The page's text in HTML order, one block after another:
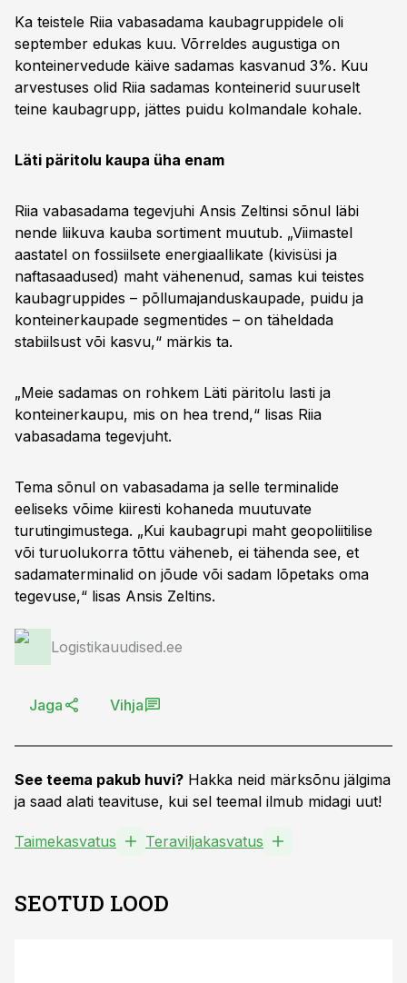
Ka teistele Riia vabasadama kaubagruppidele oli
september edukas kuu. Võrreldes augustiga on
konteinervedude käive sadamas kasvanud 3%. Kuu
arvestuses olid Riia sadamas konteinerid suuruselt
teine kaubagrupp, jättes puidu kolmandale kohale.
Läti päritolu kaupa üha enam
Riia vabasadama tegevjuhi Ansis Zeltinsi sõnul läbi
nende liikuva kauba sortiment muutub. „Viimastel
aastatel on fossiilsete energiaallikate (kivisüsi ja
naftasaadused) maht vähenenud, samas kui teistes
kaubagruppides – põllumajanduskaupade, puidu ja
konteinerkaupade segmentides – on täheldada
stabiilsust või kasvu,“ märkis ta.
„Meie sadamas on rohkem Läti päritolu lasti ja
konteinerkaupu, mis on hea trend,“ lisas Riia
vabasadama tegevjuht.
Tema sõnul on vabasadama ja selle terminalide
eeliseks võime kiiresti kohaneda muutuvate
turutingimustega. „Kui kaubagrupi maht geopoliitilise
või turuolukorra tõttu väheneb, ei tähenda see, et
sadamaterminalid on jõude või sadam lõpetaks oma
tegevuse,“ lisas Ansis Zeltins.
Logistikauudised.ee
Jaga Vihja
See teema pakub huvi? Hakka neid märksõnu jälgima
ja saad alati teavituse, kui sel teemal ilmub midagi uut!
Taimekasvatus Teraviljakasvatus
SEOTUD LOOD